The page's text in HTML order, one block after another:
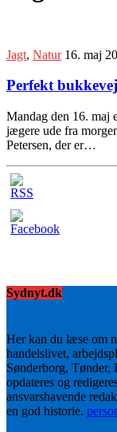
Jagt, Natur 16. maj
Perfekt
Mandag den 16. maj
jægere ude fra
Petersen, der er…
Sydnyt.dk
Her kan du læse om
handelslivet,
Sønderborg, Tønder,
opdateres og
ansvarshavende
en god historie.